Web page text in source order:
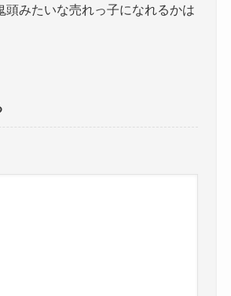
頭みたいな売れっ子になれるかは